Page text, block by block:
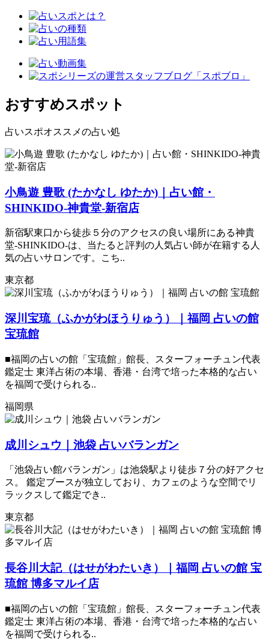
おすすめスポット
占いスポオススメの占い処
小鳥遊 豊歌 (たかなし ゆたか)｜占い館・
SHINKIDO-神貴堂-新宿店
新宿駅東口から徒歩５分のアクセスの良い場所にある神貴
堂-SHINKIDO-は、当たると評判の人気占い師が在籍する人
気の占いサロンです。こち..
東京都
深川宝琉（ふかがわほうりゅう）｜福岡 占いの館
宝琉館
■福岡の占いの館「宝琉館」館長、スターフォーチュン代表
鑑定士 東洋占術の本場、香港・台湾で培った本格的な占い
を福岡で受けられる..
福岡県
成川シュウ｜池袋 占いバランガン
「池袋占い館バランガン」は池袋駅より徒歩７分の好アクセ
ス。 鑑定ブースが独立しており、カフェのような空間でリ
ラックスして鑑定でき..
東京都
長谷川大記（はせがわたいき）｜福岡 占いの館 宝
琉館 博多マルイ店
■福岡の占いの館「宝琉館」館長、スターフォーチュン代表
鑑定士 東洋占術の本場、香港・台湾で培った本格的な占い
を福岡で受けられる..